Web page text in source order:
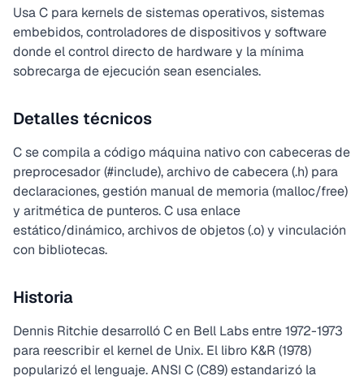
Usa C para kernels de sistemas operativos, sistemas
embebidos, controladores de dispositivos y software
donde el control directo de hardware y la mínima
sobrecarga de ejecución sean esenciales.
Detalles técnicos
C se compila a código máquina nativo con cabeceras de
preprocesador (#include), archivo de cabecera (.h) para
declaraciones, gestión manual de memoria (malloc/free)
y aritmética de punteros. C usa enlace
estático/dinámico, archivos de objetos (.o) y vinculación
con bibliotecas.
Historia
Dennis Ritchie desarrolló C en Bell Labs entre 1972-1973
para reescribir el kernel de Unix. El libro K&R (1978)
popularizó el lenguaje. ANSI C (C89) estandarizó la